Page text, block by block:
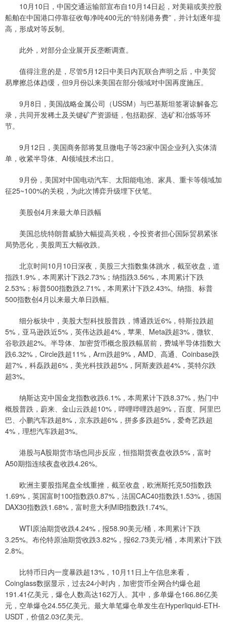
10月10日，中国交通运输部宣布自10月14日起，对美籍或美控股
船舶在中国港口停靠征收每净吨400元的“特别港务费”，并计划逐年提
高，形成对等反制。
此外，对部分企业展开反垄断调查。
值得注意的是，尽管5月12日中美日内瓦联合声明之后，中美贸
易摩擦总体趋缓，但9月份以来美国在部分领域对中国再度施压。
9月8日，美国战略金属公司（USSM）与巴基斯坦签署谅解备忘
录，共同开发稀土及关键矿产资源链，包括勘探、选矿和冶炼等环
节。
9月12日，美国商务部将复旦微电子等23家中国企业列入实体清
单，收紧半导体、AI领域技术出口。
9月份，美国对中国电动汽车、太阳能电池、家具、重卡等领域加
征25~100%的关税，为此次博弈升级埋下伏笔。
美股创4月来最大单日跌幅
美国总统特朗普威胁大幅提高关税，令投资者担心国际贸易紧张
局势恶化，美股周五大幅收跌。
北京时间10月10日深夜，美股三大指数集体跳水，截至收盘，道
指跌1.9%，本周累计下跌2.73%；纳指跌3.56%，本周累计下跌
2.53%；标普500指数跌2.71%，本周累计下跌2.43%。纳指、标普
500指数创4月以来最大单日跌幅。
细分板块中，美股大型科技股普跌，博通跌近6%，特斯拉跌超
5%，亚马逊跌近5%，英伟达跌超4%，苹果、Meta跌超3%，微软、
谷歌跌超2%。半导体、加密货币概念股跌幅居前，费城半导体指数大
跌6.32%，Circle跌超11%，Arm跌超9%，AMD、高通、Coinbase跌
超7%，科磊跌超6%，美光科技跌超5%，阿斯麦跌超4%，英特尔跌
超3%。
纳斯达克中国金龙指数收跌6.1%，本周累计下跌8.37%，热门中
概股普跌，蔚来、金山云跌超10%，哔哩哔哩跌超9%，百度、阿里巴
巴、小鹏汽车跌超8%，京东跌超6%，拼多多跌超5%，爱奇艺跌超
4%，理想汽车跌超3%。
港股与A股期货市场也同步反应，恒指期货夜盘收跌5%，富时
A50期指连续夜盘收跌4.26%。
欧洲主要股指尾盘全线重挫，截至收盘，欧洲斯托克50指数跌
1.69%，英国富时100指数跌0.87%，法国CAC40指数跌1.53%，德国
DAX30指数跌1.68%，富时意大利MIB指数跌1.74%。
WTI原油期货收跌4.24%，报58.90美元/桶，本周累计下跌
3.25%。布伦特原油期货收跌3.82%，报62.73美元/桶，本周累计下跌
2.8%。
比特币日内一度暴跌超13%，10月11日上午信息来看，
Coinglass数据显示，过去24小时内，加密货币全网合约爆仓超
191.41亿美元，爆仓人数高达162万人。其中，多单爆仓166.86亿美
元，空单爆仓24.55亿美元。最大单笔爆仓单发生在Hyperliquid-ETH-
USDT，价值2.03亿美元。